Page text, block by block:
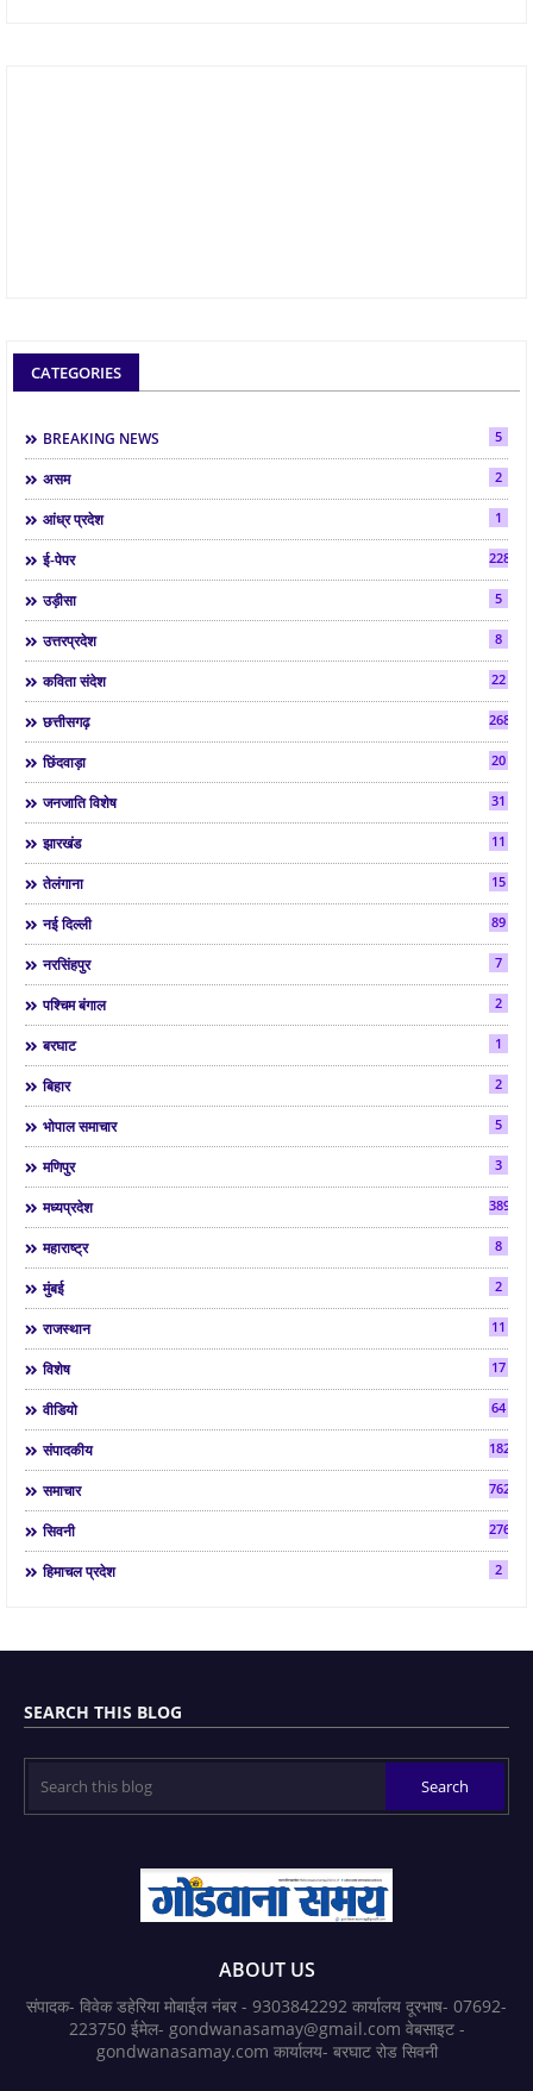
CATEGORIES
BREAKING NEWS 5
असम 2
आंध्र प्रदेश 1
ई-पेपर 2286
उड़ीसा 5
उत्तरप्रदेश 8
कविता संदेश 22
छत्तीसगढ़ 268
छिंदवाड़ा 20
जनजाति विशेष 31
झारखंड 11
तेलंगाना 15
नई दिल्ली 89
नरसिंहपुर 7
पश्चिम बंगाल 2
बरघाट 1
बिहार 2
भोपाल समाचार 5
मणिपुर 3
मध्यप्रदेश 3892
महाराष्ट्र 8
मुंबई 2
राजस्थान 11
विशेष 17
वीडियो 64
संपादकीय 182
समाचार 7624
सिवनी 2763
हिमाचल प्रदेश 2
SEARCH THIS BLOG
ABOUT US
संपादक- विवेक डहेरिया मोबाईल नंबर - 9303842292 कार्यालय दूरभाष- 07692-
223750 ईमेल- gondwanasamay@gmail.com वेबसाइट -
gondwanasamay.com कार्यालय- बरघाट रोड सिवनी